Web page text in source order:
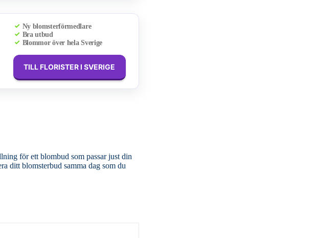
Ny blomsterförmedlare
Bra utbud
Blommor över hela Sverige
TILL FLORISTER I SVERIGE
för ett blombud som passar just din